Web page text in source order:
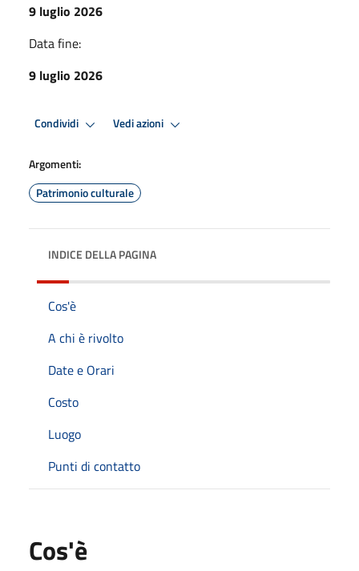
9 luglio 2026
Data fine:
9 luglio 2026
Condividi Vedi azioni
Argomenti:
Patrimonio culturale
INDICE DELLA PAGINA
Cos'è
A chi è rivolto
Date e Orari
Costo
Luogo
Punti di contatto
Cos'è